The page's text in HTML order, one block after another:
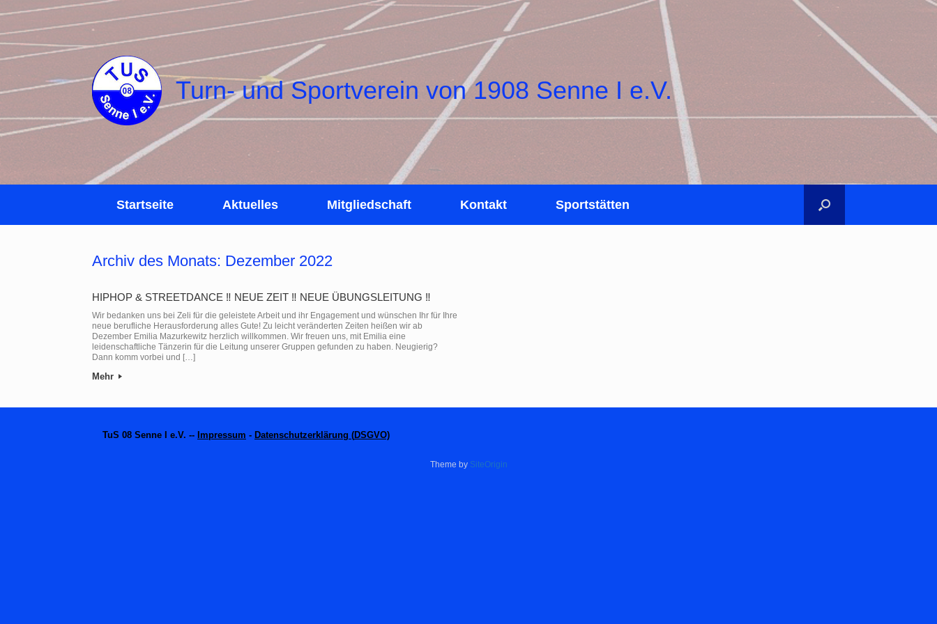
springen
Turn- und Sportverein von 1908 Senne I e.V.
Startseite Aktuelles Mitgliedschaft Kontakt Sportstätten
Archiv des Monats: Dezember 2022
HIPHOP & STREETDANCE ‼ NEUE ZEIT ‼ NEUE ÜBUNGSLEITUNG ‼
Wir bedanken uns bei Zeli für die geleistete Arbeit und ihr Engagement und wünschen Ihr für Ihre
neue berufliche Herausforderung alles Gute! Zu leicht veränderten Zeiten heißen wir ab
Dezember Emilia Mazurkewitz herzlich willkommen. Wir freuen uns, mit Emilia eine
leidenschaftliche Tänzerin für die Leitung unserer Gruppen gefunden zu haben. Neugierig?
Dann komm vorbei und […]
Mehr
TuS 08 Senne I e.V. -- Impressum - Datenschutzerklärung (DSGVO)
Theme by SiteOrigin